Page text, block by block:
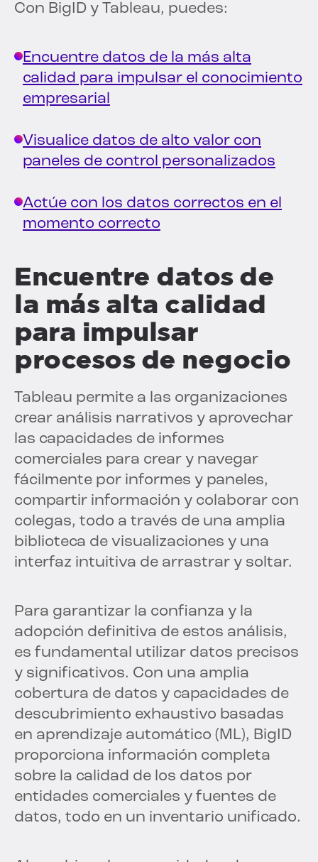
Con BigID y Tableau, puedes:
Encuentre datos de la más alta
calidad para impulsar el conocimiento
empresarial
Visualice datos de alto valor con
paneles de control personalizados
Actúe con los datos correctos en el
momento correcto
Encuentre datos de
la más alta calidad
para impulsar
procesos de negocio
Tableau permite a las organizaciones
crear análisis narrativos y aprovechar
las capacidades de informes
comerciales para crear y navegar
fácilmente por informes y paneles,
compartir información y colaborar con
colegas, todo a través de una amplia
biblioteca de visualizaciones y una
interfaz intuitiva de arrastrar y soltar.
Para garantizar la confianza y la
adopción definitiva de estos análisis,
es fundamental utilizar datos precisos
y significativos. Con una amplia
cobertura de datos y capacidades de
descubrimiento exhaustivo basadas
en aprendizaje automático (ML), BigID
proporciona información completa
sobre la calidad de los datos por
entidades comerciales y fuentes de
datos, todo en un inventario unificado.